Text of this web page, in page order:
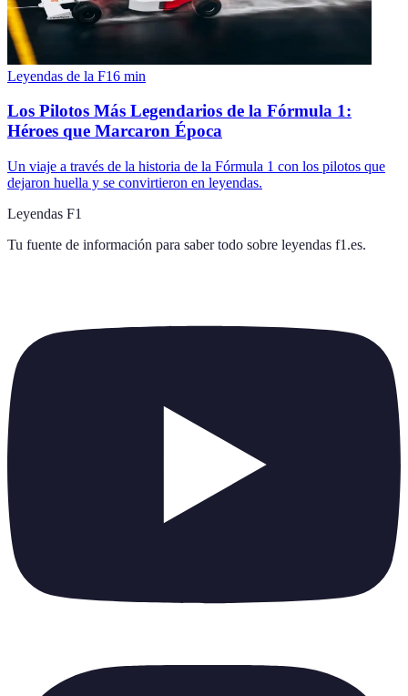
Leyendas de la F16 min
Los Pilotos Más Legendarios de la Fórmula 1:
Héroes que Marcaron Época
Un viaje a través de la historia de la Fórmula 1 con los pilotos que
dejaron huella y se convirtieron en leyendas.
Leyendas F1
Tu fuente de información para saber todo sobre leyendas f1.es.